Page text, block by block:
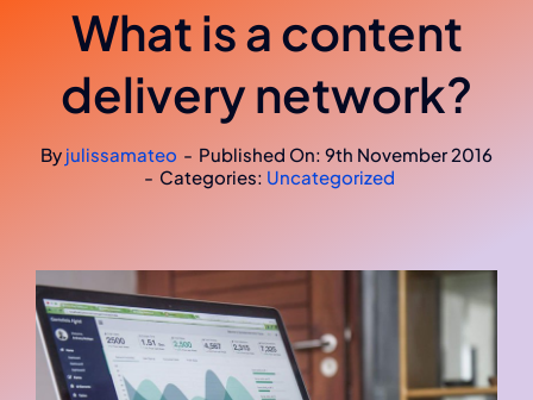
What is a content
delivery network?
By julissamateo - Published On: 9th November 2016
- Categories: Uncategorized